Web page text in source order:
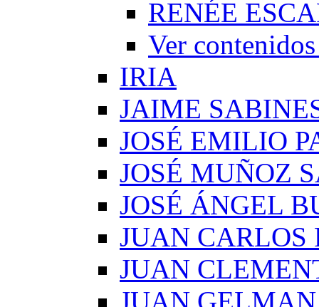
RENÉE
Ver
IRIA
JAIME
JOSÉ EMILIO
JOSÉ MUÑOZ
JOSÉ ÁNGEL
JUAN CARLOS
JUAN
JUAN GELMAN